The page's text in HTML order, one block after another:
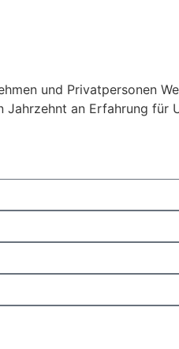
und Privatpersonen
an Erfahrung für